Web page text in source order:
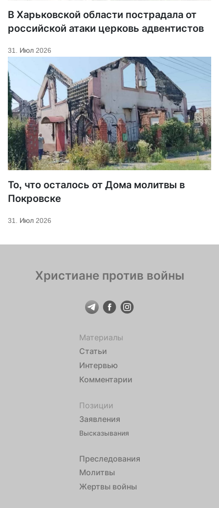
В Харьковской области пострадала от
российской атаки церковь адвентистов
31. Июл 2026
То, что осталось от Дома молитвы в
Покровске
31. Июл 2026
Христиане против войны
Материалы
Статьи
Интервью
Комментарии
Позиции
Заявления
Высказывания
Преследования
Молитвы
Жертвы войны